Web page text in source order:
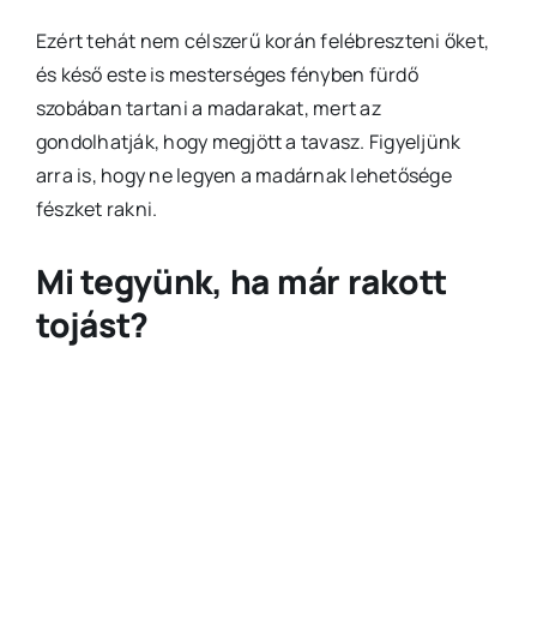
Ezért tehát nem célszerű korán felébreszteni őket,
és késő este is mesterséges fényben fürdő
szobában tartani a madarakat, mert az
gondolhatják, hogy megjött a tavasz. Figyeljünk
arra is, hogy ne legyen a madárnak lehetősége
fészket rakni.
Mi tegyünk, ha már rakott
tojást?